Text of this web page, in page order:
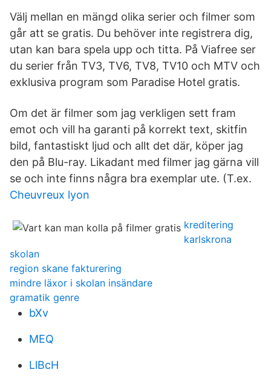
Välj mellan en mängd olika serier och filmer som
går att se gratis. Du behöver inte registrera dig,
utan kan bara spela upp och titta. På Viafree ser
du serier från TV3, TV6, TV8, TV10 och MTV och
exklusiva program som Paradise Hotel gratis.
Om det är filmer som jag verkligen sett fram
emot och vill ha garanti på korrekt text, skitfin
bild, fantastiskt ljud och allt det där, köper jag
den på Blu-ray. Likadant med filmer jag gärna vill
se och inte finns några bra exemplar ute. (T.ex.
Cheuvreux lyon
kreditering
karlskrona
skolan
region skane fakturering
mindre läxor i skolan insändare
gramatik genre
bXv
MEQ
LlBcH